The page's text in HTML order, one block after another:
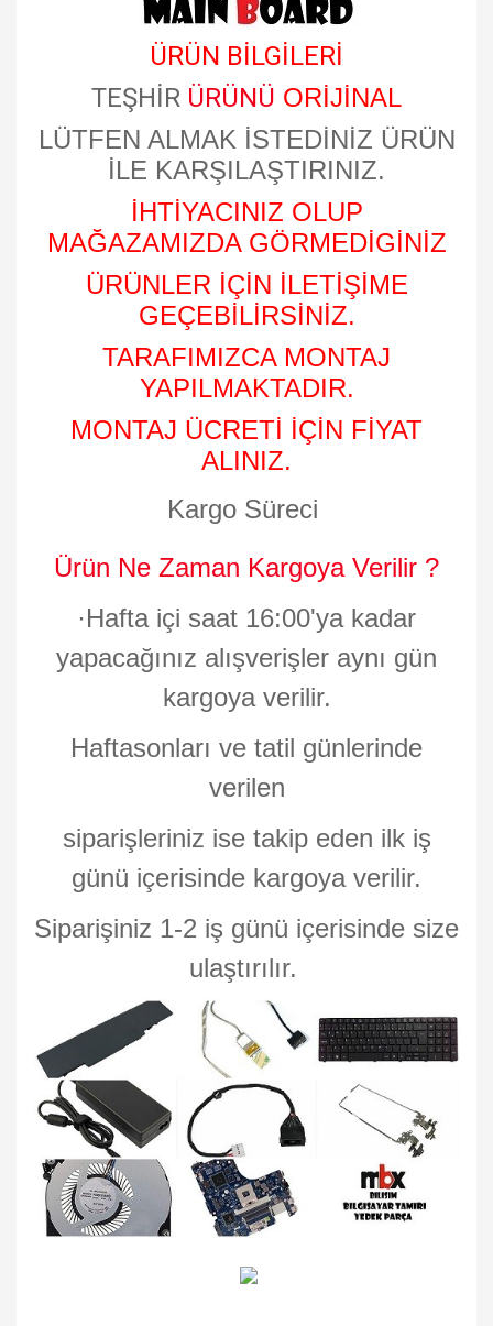
ÜRÜN BİLGİLERİ
TEŞHİR ÜRÜNÜ ORİJİNAL
LÜTFEN ALMAK İSTEDİNİZ ÜRÜN
İLE KARŞILAŞTIRINIZ.
İHTİYACINIZ OLUP
MAĞAZAMIZDA GÖRMEDİGİNİZ
ÜRÜNLER İÇİN İLETİŞİME
GEÇEBİLİRSİNİZ.
TARAFIMIZCA MONTAJ
YAPILMAKTADIR.
MONTAJ ÜCRETİ İÇİN FİYAT
ALINIZ.
Kargo Süreci
Ürün Ne Zaman Kargoya Verilir ?
·Hafta içi saat 16:00'ya kadar
yapacağınız alışverişler aynı gün
kargoya verilir.
Haftasonları ve tatil günlerinde
verilen
siparişleriniz ise takip eden ilk iş
günü içerisinde kargoya verilir.
Siparişiniz 1-2 iş günü içerisinde size
ulaştırılır.